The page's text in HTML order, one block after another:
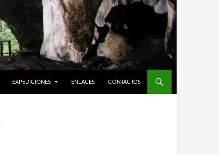
EXPEDICIONES ENLACES CONTACTOS